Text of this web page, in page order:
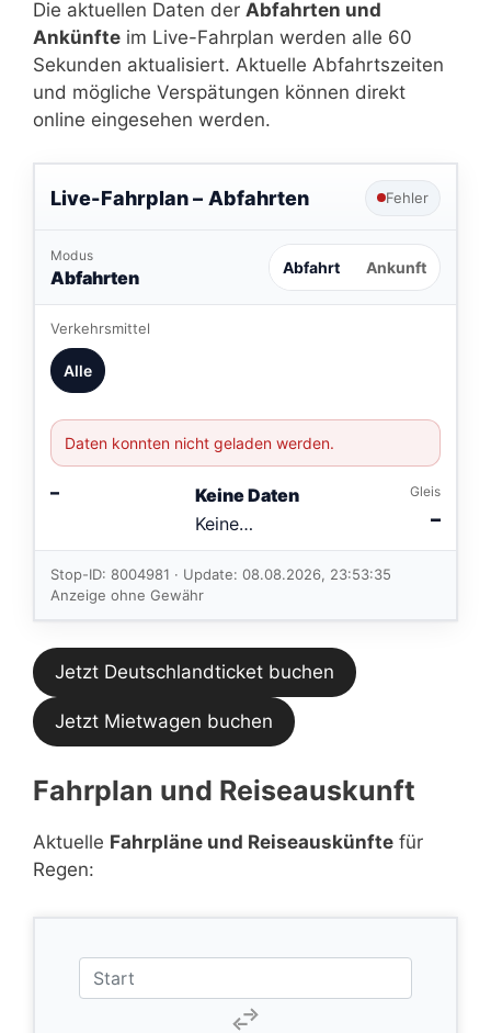
Die aktuellen Daten der Abfahrten und
Ankünfte im Live-Fahrplan werden alle 60
Sekunden aktualisiert. Aktuelle Abfahrtszeiten
und mögliche Verspätungen können direkt
online eingesehen werden.
Live-Fahrplan – Abfahrten Fehler
Modus
Abfahrten Abfahrt Ankunft
Verkehrsmittel
Alle
Daten konnten nicht geladen werden.
–
Keine Daten
Keine
Verbindungen
im aktuellen
Feed.
Gleis
–
Stop-ID: 8004981 · Update: 08.08.2026, 23:53:35
Anzeige ohne Gewähr
Jetzt Deutschlandticket buchen
Jetzt Mietwagen buchen
Fahrplan und Reiseauskunft
Aktuelle Fahrpläne und Reiseauskünfte für
Regen: